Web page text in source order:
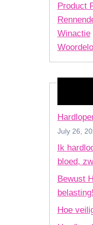
Product
Winactie
July 26,
Ik
bloed,
Bewust
belasting!
Hoe